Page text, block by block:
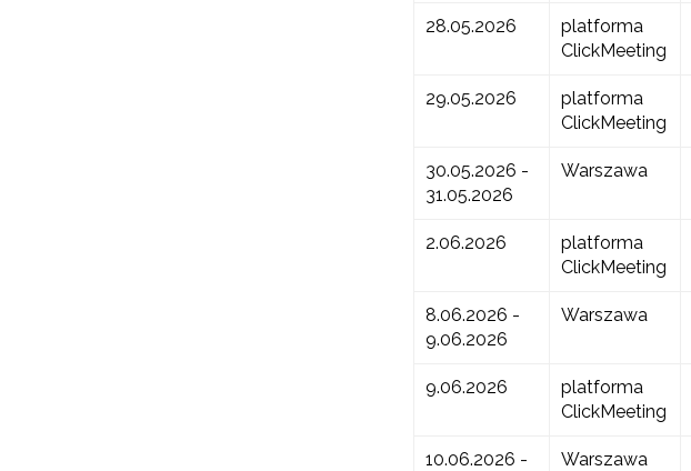
28.05.2026
platforma
ClickMeeting
29.05.2026
platforma
ClickMeeting
30.05.2026 -
31.05.2026
Warszawa
2.06.2026
platforma
ClickMeeting
8.06.2026 -
9.06.2026
Warszawa
9.06.2026
platforma
ClickMeeting
10.06.2026 -
Warszawa